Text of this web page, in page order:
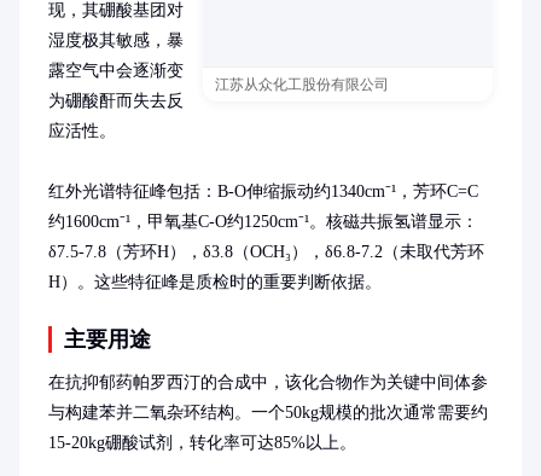
江苏从众化工股份有限公司
现，其硼酸基团对
湿度极其敏感，暴
露空气中会逐渐变
为硼酸酐而失去反
应活性。
红外光谱特征峰包括：B-O伸缩振动约1340cm⁻¹，芳环C=C
约1600cm⁻¹，甲氧基C-O约1250cm⁻¹。核磁共振氢谱显示：
δ7.5-7.8（芳环H），δ3.8（OCH₃），δ6.8-7.2（未取代芳环
H）。这些特征峰是质检时的重要判断依据。
主要用途
在抗抑郁药帕罗西汀的合成中，该化合物作为关键中间体参
与构建苯并二氧杂环结构。一个50kg规模的批次通常需要约
15-20kg硼酸试剂，转化率可达85%以上。